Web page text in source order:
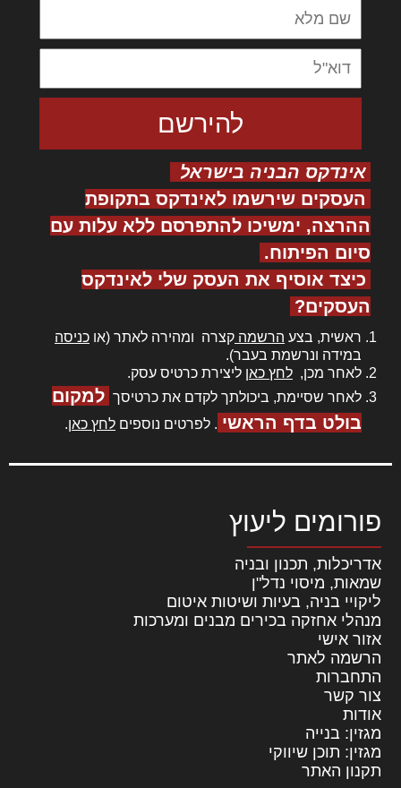
אינדקס הבניה בישראל
העסקים שירשמו לאינדקס בתקופת
ההרצה, ימשיכו להתפרסם ללא עלות עם
סיום הפיתוח.
כיצד אוסיף את העסק שלי לאינדקס
העסקים?
ראשית, בצע הרשמה קצרה ומהירה לאתר (או כניסה
במידה ונרשמת בעבר).
לאחר מכן, לחץ כאן ליצירת כרטיס עסק.
לאחר שסיימת, ביכולתך לקדם את כרטיסך למקום
בולט בדף הראשי . לפרטים נוספים לחץ כאן.
פורומים ליעוץ
אדריכלות, תכנון ובניה
שמאות, מיסוי נדל"ן
ליקויי בניה, בעיות ושיטות איטום
מנהלי אחזקה בכירים מבנים ומערכות
אזור אישי
הרשמה לאתר
התחברות
צור קשר
אודות
מגזין: בנייה
מגזין: תוכן שיווקי
תקנון האתר